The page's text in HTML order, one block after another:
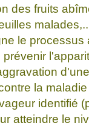
des fruits
le processus
la
identifié
atteindre le